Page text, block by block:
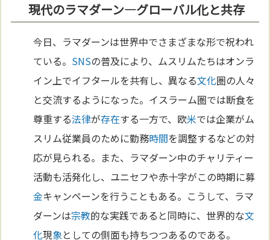
現代のラマダーン—グローバル化と共存
今日、ラマダーンは世界中でさまざまな形で祝われ
ている。 SNSの普及により、ムスリムたちはオンラ
イン上でイフタールを共有し、異なる文化圏の人々
と交流するようになった。イスラーム圏では断食を
尊重する法律が存在する一方で、欧米では企業がム
スリム従業員のために勤務時間を調整するなどの対
応が見られる。また、ラマダーン中のチャリティー
活動も活発化し、ユニセフや赤十字がこの時期に募
金キャンペーンを行うこともある。こうして、ラマ
ダーンは宗教的な実践であると同時に、世界的な文
化現象としての側面も持ちつつあるのである。